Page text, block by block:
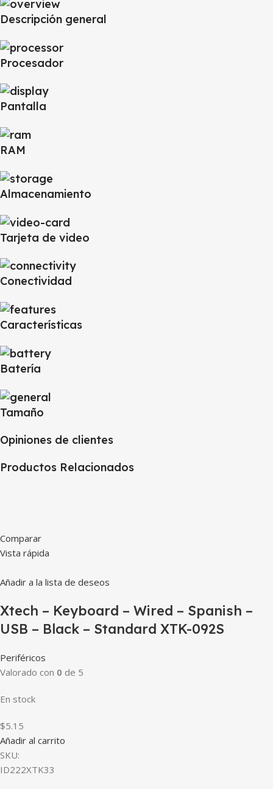
Descripción general
Procesador
Pantalla
RAM
Almacenamiento
Tarjeta de video
Conectividad
Características
Batería
Tamaño
Opiniones de clientes
Productos Relacionados
Comparar
Vista rápida
Añadir a la lista de deseos
Xtech – Keyboard – Wired – Spanish –
USB – Black – Standard XTK-092S
Periféricos
Valorado con 0 de 5
En stock
$5.15
Añadir al carrito
SKU:
ID222XTK33